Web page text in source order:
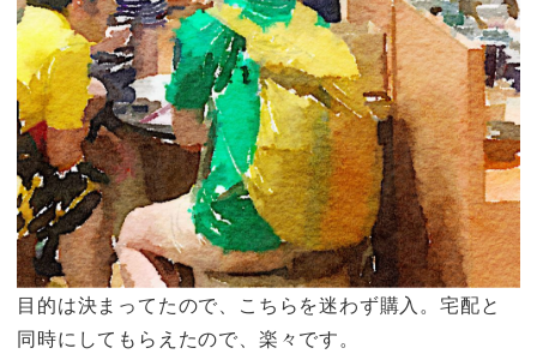
目的は決まってたので、こちらを迷わず購入。宅配と
同時にしてもらえたので、楽々です。